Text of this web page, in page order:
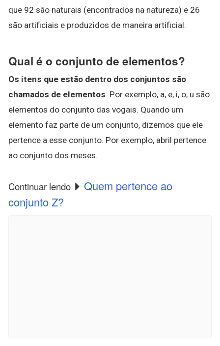
que 92 são naturais (encontrados na natureza) e 26
são artificiais e produzidos de maneira artificial.
Qual é o conjunto de elementos?
Os itens que estão dentro dos conjuntos são
chamados de elementos. Por exemplo, a, e, i, o, u são
elementos do conjunto das vogais. Quando um
elemento faz parte de um conjunto, dizemos que ele
pertence a esse conjunto. Por exemplo, abril pertence
ao conjunto dos meses.
Continuar lendo
Quem pertence ao
conjunto Z?